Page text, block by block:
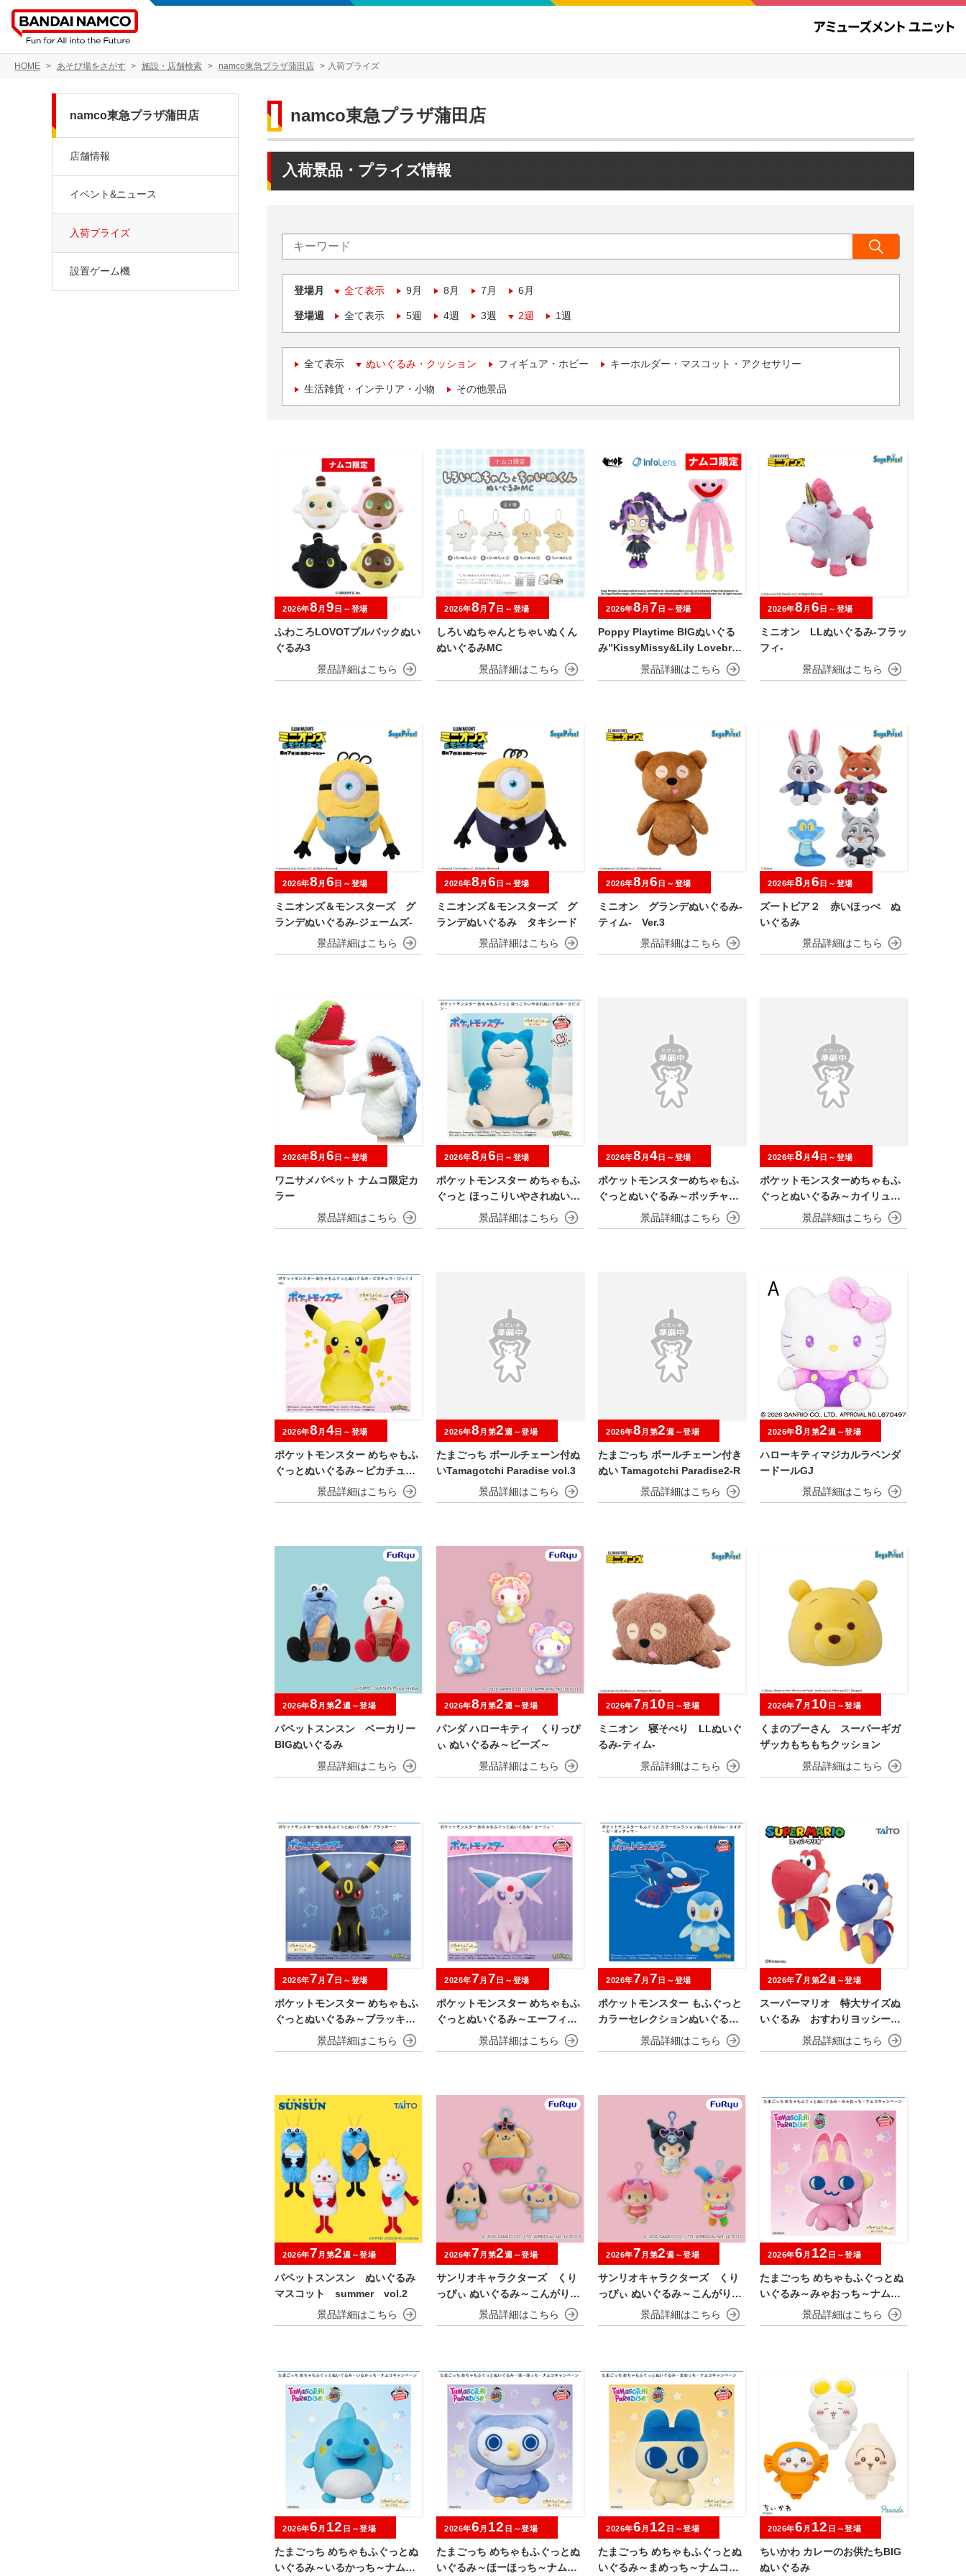
HOME あそび場をさがす 施設・店舗検索 namco東急プラザ蒲田店 入荷プライズ
namco東急プラザ蒲田店
入荷景品・プライズ情報
登場月 全て表示 9月 8月 7月 6月
登場週 全て表示 5週 4週 3週 2週 1週
全て表示 ぬいぐるみ・クッション フィギュア・ホビー キーホルダー・マスコット・アクセサリー
生活雑貨・インテリア・小物 その他景品
ふわころLOVOTプルバックぬい
ぐるみ3
2026年8 月 9 日～登場
しろいぬちゃんとちゃいぬくん
ぬいぐるみMC
2026年8 月 7 日～登場
Poppy Playtime BIGぬいぐる
み”KissyMissy&Lily Lovebrai
2026年8 月 7 日～登場
ミニオン LLぬいぐるみ‐フラッ
フィ‐
2026年8 月 6 日～登場
ミニオンズ＆モンスターズ グ
ランデぬいぐるみ‐ジェームズ‐
2026年8 月 6 日～登場
ミニオンズ＆モンスターズ グ
ランデぬいぐるみ タキシード
2026年8 月 6 日～登場
ミニオン グランデぬいぐるみ‐
ティム‐ Ver.3
2026年8 月 6 日～登場
ズートピア２ 赤いほっぺ ぬ
いぐるみ
2026年8 月 6 日～登場
ワニサメパペット ナムコ限定カ
ラー
2026年8 月 6 日～登場
ポケットモンスター めちゃもふ
ぐっと ほっこりいやされぬいぐ
るみ～カビゴン～
2026年8 月 6 日～登場
ポケットモンスターめちゃもふ
ぐっとぬいぐるみ～ポッチャマ
2026年8 月 4日～登場
ポケットモンスターめちゃもふ
ぐっとぬいぐるみ～カイリュー
2026年8 月 4日～登場
ポケットモンスター めちゃもふ
ぐっとぬいぐるみ～ピカチュウ
～びっくりver.
2026年8 月 4日～登場
たまごっち ボールチェーン付ぬ
いTamagotchi Paradise vol.3
2026年8 月第2週～登場
たまごっち ボールチェーン付き
ぬい Tamagotchi Paradise2-R
2026年8 月第2週～登場
ハローキティマジカルラベンダ
ードールGJ
2026年8 月第2週～登場
パペットスンスン ベーカリー
BIGぬいぐるみ
2026年8 月第2週～登場
パンダ ハローキティ くりっぴ
ぃ ぬいぐるみ～ビーズ～
2026年8 月第2週～登場
ミニオン 寝そべり LLぬいぐ
るみ‐ティム‐
2026年7 月 10 日～登場
くまのプーさん スーパーギガ
ザッカもちもちクッション
2026年7 月 10 日～登場
ポケットモンスター めちゃもふ
ぐっとぬいぐるみ～ブラッキー
2026年7 月 7 日～登場
ポケットモンスター めちゃもふ
ぐっとぬいぐるみ～エーフィ－
2026年7 月 7 日～登場
ポケットモンスター もふぐっと
カラーセレクションぬいぐるみ
blue～カイオーガ・ポッチャマ
～
2026年7 月 7 日～登場
スーパーマリオ 特大サイズぬ
いぐるみ おすわりヨッシー
あか＆あお
2026年7 月第2週～登場
パペットスンスン ぬいぐるみ
マスコット summer vol.2
2026年7 月第2週～登場
サンリオキャラクターズ くり
っぴぃ ぬいぐるみ～こんがり日
焼けvol.1～
2026年7 月第2週～登場
サンリオキャラクターズ くり
っぴぃ ぬいぐるみ～こんがり日
焼けvol.2～
2026年7 月第2週～登場
たまごっち めちゃもふぐっとぬ
いぐるみ～みゃおっち～ナムコ
キャンペーン
2026年6 月 12 日～登場
たまごっち めちゃもふぐっとぬ
いぐるみ～いるかっち～ナムコ
2026年6 月 12 日～登場
たまごっち めちゃもふぐっとぬ
いぐるみ～ほーほっち～ナムコ
2026年6 月 12 日～登場
たまごっち めちゃもふぐっとぬ
いぐるみ～まめっち～ナムコキ
2026年6 月 12 日～登場
ちいかわ カレーのお供たちBIG
ぬいぐるみ
2026年6 月 12 日～登場
namco東急プラザ蒲田店
店舗情報
イベント&ニュース
入荷プライズ
設置ゲーム機